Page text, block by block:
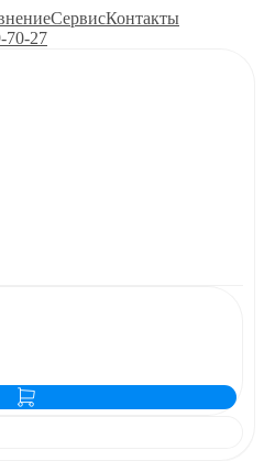
СервисКонтакты